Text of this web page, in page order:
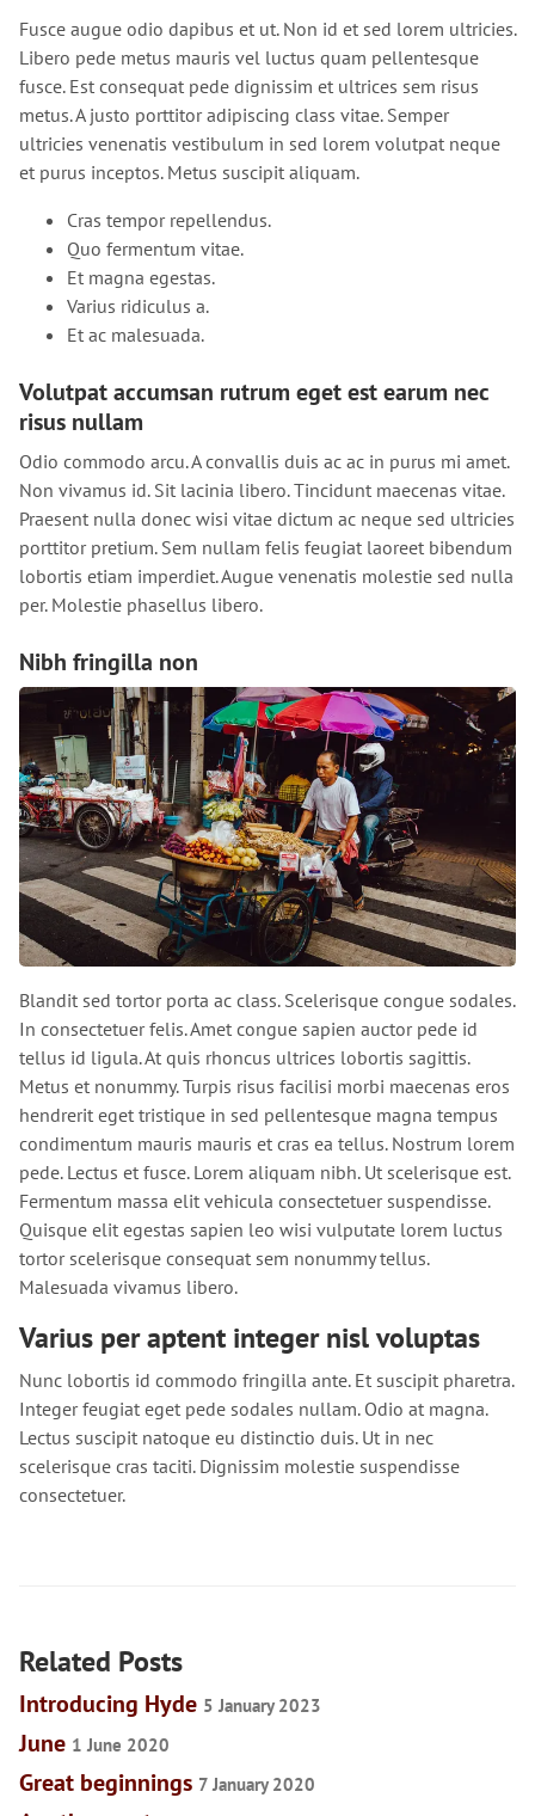
Fusce augue odio dapibus et ut. Non id et sed lorem ultricies.
Libero pede metus mauris vel luctus quam pellentesque
fusce. Est consequat pede dignissim et ultrices sem risus
metus. A justo porttitor adipiscing class vitae. Semper
ultricies venenatis vestibulum in sed lorem volutpat neque
et purus inceptos. Metus suscipit aliquam.
Cras tempor repellendus.
Quo fermentum vitae.
Et magna egestas.
Varius ridiculus a.
Et ac malesuada.
Volutpat accumsan rutrum eget est earum nec
risus nullam
Odio commodo arcu. A convallis duis ac ac in purus mi amet.
Non vivamus id. Sit lacinia libero. Tincidunt maecenas vitae.
Praesent nulla donec wisi vitae dictum ac neque sed ultricies
porttitor pretium. Sem nullam felis feugiat laoreet bibendum
lobortis etiam imperdiet. Augue venenatis molestie sed nulla
per. Molestie phasellus libero.
Nibh fringilla non
Blandit sed tortor porta ac class. Scelerisque congue sodales.
In consectetuer felis. Amet congue sapien auctor pede id
tellus id ligula. At quis rhoncus ultrices lobortis sagittis.
Metus et nonummy. Turpis risus facilisi morbi maecenas eros
hendrerit eget tristique in sed pellentesque magna tempus
condimentum mauris mauris et cras ea tellus. Nostrum lorem
pede. Lectus et fusce. Lorem aliquam nibh. Ut scelerisque est.
Fermentum massa elit vehicula consectetuer suspendisse.
Quisque elit egestas sapien leo wisi vulputate lorem luctus
tortor scelerisque consequat sem nonummy tellus.
Malesuada vivamus libero.
Varius per aptent integer nisl voluptas
Nunc lobortis id commodo fringilla ante. Et suscipit pharetra.
Integer feugiat eget pede sodales nullam. Odio at magna.
Lectus suscipit natoque eu distinctio duis. Ut in nec
scelerisque cras taciti. Dignissim molestie suspendisse
consectetuer.
Related Posts
Introducing Hyde 5 January 2023
June 1 June 2020
Great beginnings 7 January 2020